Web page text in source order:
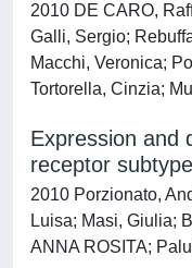
2010 DE CARO,
Galli, Sergio;
Macchi, Veronica;
Tortorella, Cinzia;
Expression and
receptor
2010 Porzionato,
Luisa; Masi, Giulia;
ANNA ROSITA;